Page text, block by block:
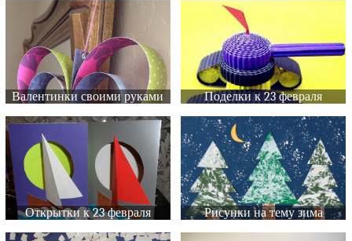
Валентинки своими руками Поделки к 23 февраля
Открытки к 23 февраля Рисунки на тему зима